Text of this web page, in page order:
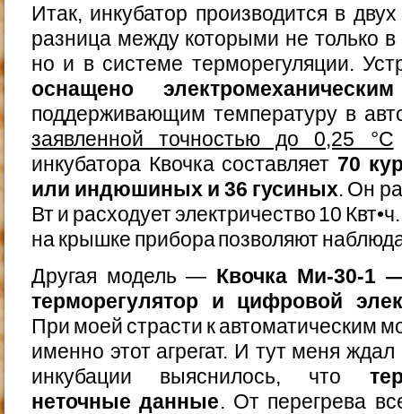
Итак, инкубатор производится в
разница между которыми не только
но и в системе терморегуляции.
оснащено
поддерживающим температуру в
заявленной точностью до 0,25 °C
инкубатора Квочка составляет 70
или индюшиных и 36 гусиных. Он
Вт и расходует электричество 10
на крышке прибора позволяют
Другая модель — Квочка Ми-30-1
терморегулятор и цифровой
При моей страсти к автоматическим
именно этот агрегат. И тут меня
инкубации выяснилось, что
неточные данные. От перегрева